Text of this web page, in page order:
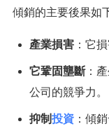
傾銷的主要後果如
產業損害 ：它
它鞏固壟斷：
公司的競爭力。
抑制投資 ：傾